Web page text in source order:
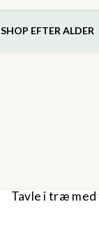
SHOP EFTER ALDER
Tavle i træ